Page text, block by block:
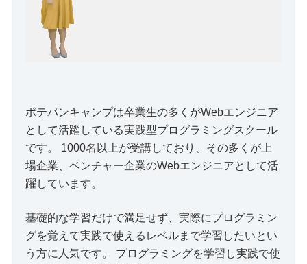
ポテパンキャンプは卒業生の多くがWebエンジニア
として活躍している実践型プログラミングスクール
です。 1000名以上が受講しており、その多くが上
場企業、ベンチャー企業のWebエンジニアとして活
躍しています。
基礎的な学習だけで満足せず、実際にプログラミン
グを覚えて実践で使えるレベルまで学習したいとい
う方に人気です。 プログラミングを学習し実践で使